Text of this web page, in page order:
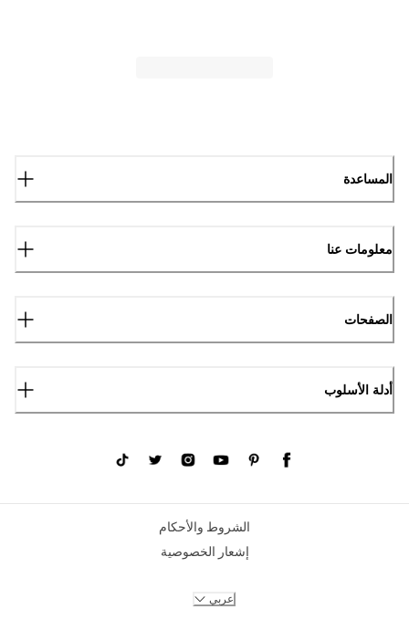
المساعدة
معلومات عنا
الصفحات
أدلة الأسلوب
الشروط والأحكام
إشعار الخصوصية
عربي